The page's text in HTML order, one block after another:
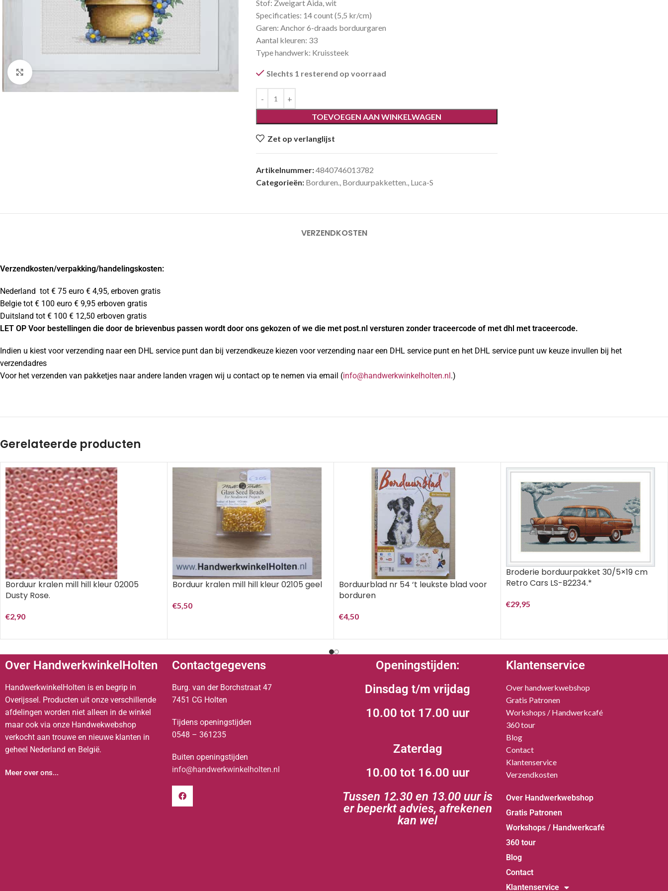
Klik om te vergroten
Stof: Zweigart Aida, wit
Specificaties: 14 count (5,5 kr/cm)
Garen: Anchor 6-draads borduurgaren
Aantal kleuren: 33
Type handwerk: Kruissteek
Slechts 1 resterend op voorraad
TOEVOEGEN AAN WINKELWAGEN
Zet op verlanglijst
Artikelnummer:4840746013782
Categorieën: Borduren., Borduurpakketten., Luca-S
VERZENDKOSTEN
Verzendkosten/verpakking/handelingskosten:
Nederland tot € 75 euro € 4,95, erboven gratis
Belgie tot € 100 euro € 9,95 erboven gratis
Duitsland tot € 100 € 12,50 erboven gratis
LET OP Voor bestellingen die door de brievenbus passen wordt door ons gekozen of we die met post.nl versturen zonder traceercode of met dhl met traceercode.
Indien u kiest voor verzending naar een DHL service punt dan bij verzendkeuze kiezen voor verzending naar een DHL service punt en het DHL service punt uw keuze invullen bij het
verzendadres
Voor het verzenden van pakketjes naar andere landen vragen wij u contact op te nemen via email (info@handwerkwinkelholten.nl.)
Gerelateerde producten
Borduur kralen mill hill kleur 02005
Dusty Rose.
€2,90
Borduur kralen mill hill kleur 02105 geel
€5,50
Borduurblad nr 54 ‘t leukste blad voor
borduren
€4,50
Broderie borduurpakket 30/5×19 cm
Retro Cars LS-B2234.*
€29,95
Over HandwerkwinkelHolten
HandwerkwinkelHolten is en begrip in
Overijssel. Producten uit onze verschillende
afdelingen worden niet alleen in de winkel
maar ook via onze Handwekwebshop
verkocht aan trouwe en nieuwe klanten in
geheel Nederland en België.
Meer over ons...
Contactgegevens
Burg. van der Borchstraat 47
7451 CG Holten
Tijdens openingstijden
0548 – 361235
Buiten openingstijden
info@handwerkwinkelholten.nl
Openingstijden:
Dinsdag t/m vrijdag
10.00 tot 17.00 uur
Zaterdag
10.00 tot 16.00 uur
Tussen 12.30 en 13.00 uur is
er beperkt advies, afrekenen
kan wel
Klantenservice
Over handwerkwebshop
Gratis Patronen
Workshops / Handwerkcafé
360 tour
Blog
Contact
Klantenservice
Verzendkosten
Over Handwerkwebshop
Gratis Patronen
Workshops / Handwerkcafé
360 tour
Blog
Contact
Klantenservice